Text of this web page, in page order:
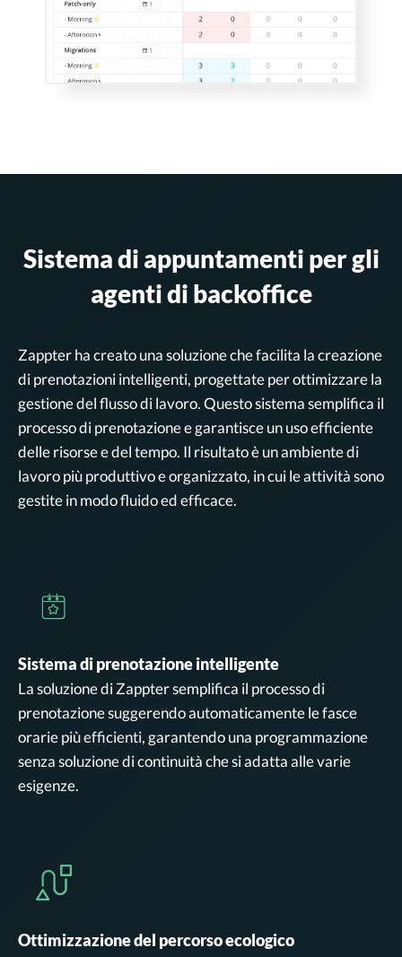
Sistema di appuntamenti per gli
agenti di backoffice
Zappter ha creato una soluzione che facilita la creazione
di prenotazioni intelligenti, progettate per ottimizzare la
gestione del flusso di lavoro. Questo sistema semplifica il
processo di prenotazione e garantisce un uso efficiente
delle risorse e del tempo. Il risultato è un ambiente di
lavoro più produttivo e organizzato, in cui le attività sono
gestite in modo fluido ed efficace.
Sistema di prenotazione intelligente
La soluzione di Zappter semplifica il processo di
prenotazione suggerendo automaticamente le fasce
orarie più efficienti, garantendo una programmazione
senza soluzione di continuità che si adatta alle varie
esigenze.
Ottimizzazione del percorso ecologico